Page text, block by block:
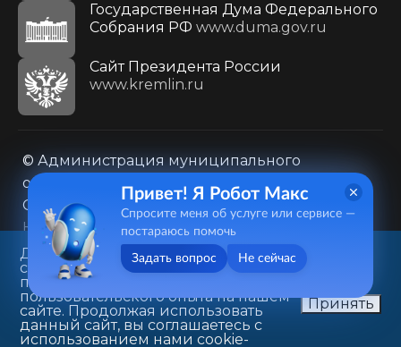
Государственная Дума Федерального
Собрания РФ www.duma.gov.ru
Cайт Президента России
www.kremlin.ru
© Администрация муниципального
образования городского округа «Город
Саратов»
Контакты
Карта сайта
Политика в отношении обработки
персональных данных
410031, г. Саратов, ул. Первомайская, д. 78
+7(8452)26-02-49
Данный веб-сайт использует
cookie-файлы в целях
предоставления вам лучшего
пользовательского опыта на нашем
сайте. Продолжая использовать
данный сайт, вы соглашаетесь с
использованием нами cookie-
Принять
Привет! Я Робот Макс
Спросите меня об услуге или сервисе —
постараюсь помочь
Задать вопрос Не сейчас